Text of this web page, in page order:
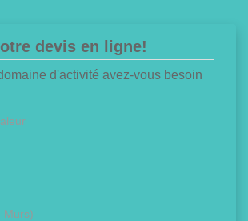
devis en ligne!
d'activité avez-vous besoin
Murs)